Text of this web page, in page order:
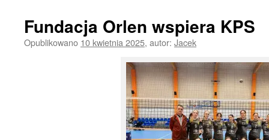
Fundacja Orlen wspiera KPS
Opublikowano 10 kwietnia 2025, autor: Jacek